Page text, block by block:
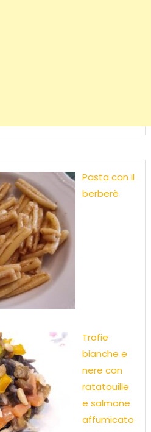
Pasta con il
berberè
Trofie
bianche e
nere con
ratatouille
e salmone
affumicato